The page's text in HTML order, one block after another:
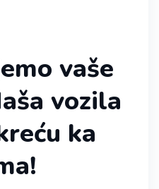
vaše
vozila
ka